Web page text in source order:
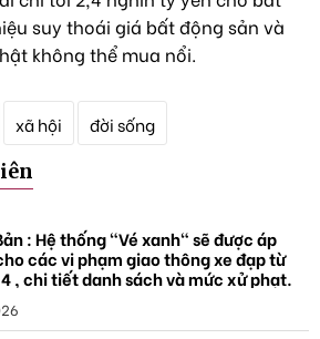
suy thoái giá bất động sản và
không thể mua nổi.
xã hội đời sống
: Hệ thống "Vé xanh" sẽ được áp
các vi phạm giao thông xe đạp từ
, chi tiết danh sách và mức xử phạt.